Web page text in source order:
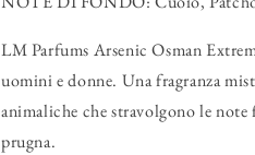
LM Parfums Arsenic Osman
uomini e donne. Una fragranza
animaliche che stravolgono le
prugna.